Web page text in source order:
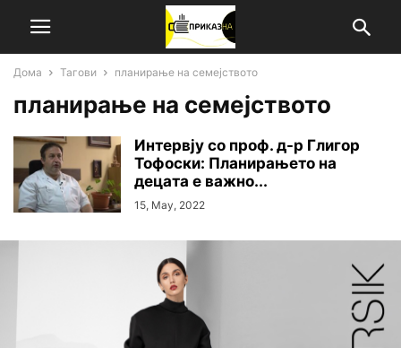
Дома Тагови планирање на семејството
планирање на семејството
Интервју со проф. д-р Глигор
Тофоски: Планирањето на
децата е важно...
15, May, 2022